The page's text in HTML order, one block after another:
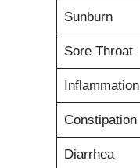
Sunburn
Sore Throat
Inflammation
Constipation
Diarrhea